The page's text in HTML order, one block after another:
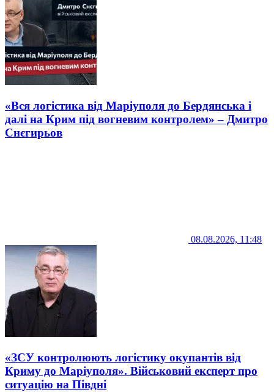
«Вся логістика від Маріуполя до Бердянська і
далі на Крим під вогневим контролем» – Дмитро
Снєгирьов
08.08.2026, 11:48
«ЗСУ контролюють логістику окупантів від
Криму до Маріуполя». Військовий експерт про
ситуацію на Півдні